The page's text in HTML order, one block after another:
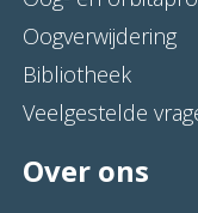
Oogverwijdering
Bibliotheek
Veelgestelde
Over ons